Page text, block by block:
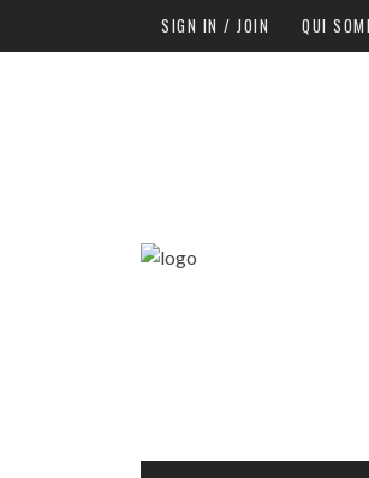
SIGN IN / JOIN QUI